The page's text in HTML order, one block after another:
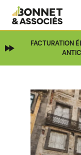
FACTURATION